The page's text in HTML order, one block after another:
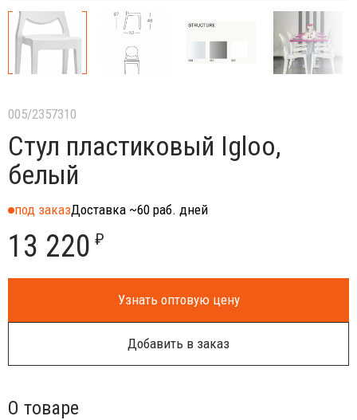
005/2357310
Стул пластиковый Igloo,
белый
под заказДоставка ~60 раб. дней
13 220 ₽
Узнать оптовую цену
Добавить в заказ
О товаре